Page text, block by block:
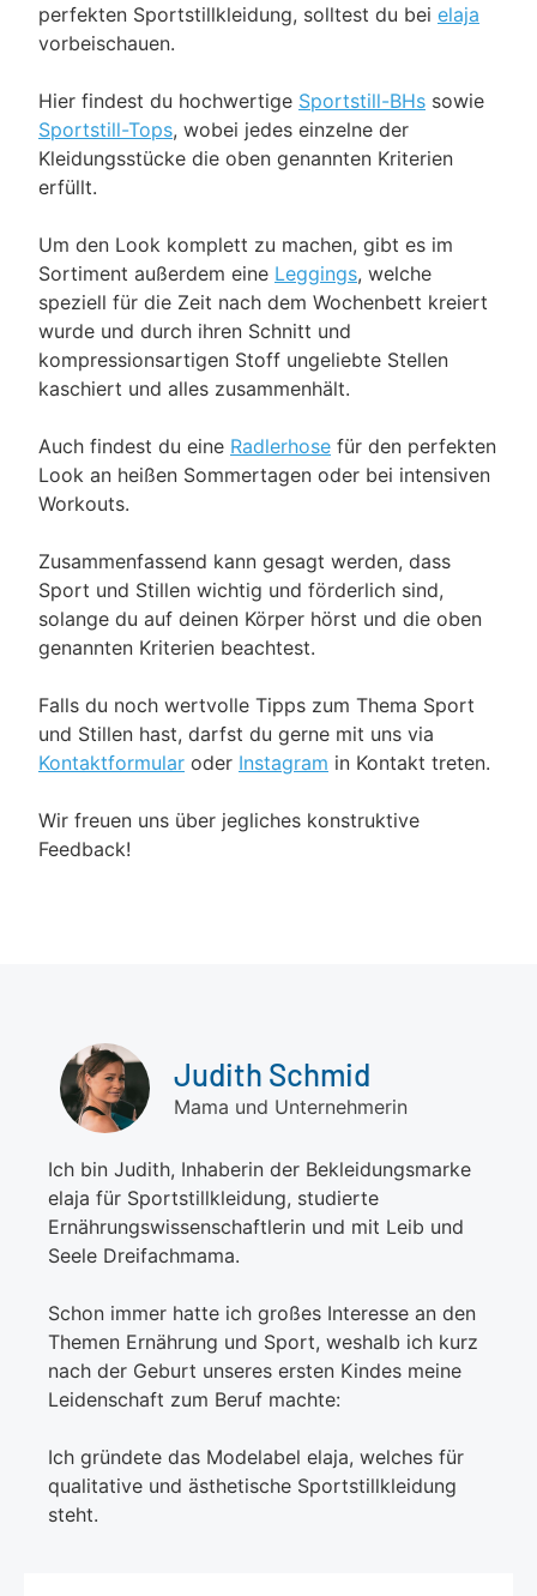
perfekten Sportstillkleidung, solltest du bei elaja
vorbeischauen.
Hier findest du hochwertige Sportstill-BHs sowie
Sportstill-Tops, wobei jedes einzelne der
Kleidungsstücke die oben genannten Kriterien
erfüllt.
Um den Look komplett zu machen, gibt es im
Sortiment außerdem eine Leggings, welche
speziell für die Zeit nach dem Wochenbett kreiert
wurde und durch ihren Schnitt und
kompressionsartigen Stoff ungeliebte Stellen
kaschiert und alles zusammenhält.
Auch findest du eine Radlerhose für den perfekten
Look an heißen Sommertagen oder bei intensiven
Workouts.
Zusammenfassend kann gesagt werden, dass
Sport und Stillen wichtig und förderlich sind,
solange du auf deinen Körper hörst und die oben
genannten Kriterien beachtest.
Falls du noch wertvolle Tipps zum Thema Sport
und Stillen hast, darfst du gerne mit uns via
Kontaktformular oder Instagram in Kontakt treten.
Wir freuen uns über jegliches konstruktive
Feedback!
Judith Schmid
Mama und Unternehmerin
Ich bin Judith, Inhaberin der Bekleidungsmarke
elaja für Sportstillkleidung, studierte
Ernährungswissenschaftlerin und mit Leib und
Seele Dreifachmama.
Schon immer hatte ich großes Interesse an den
Themen Ernährung und Sport, weshalb ich kurz
nach der Geburt unseres ersten Kindes meine
Leidenschaft zum Beruf machte:
Ich gründete das Modelabel elaja, welches für
qualitative und ästhetische Sportstillkleidung
steht.